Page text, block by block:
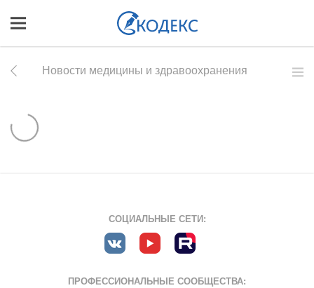
Новости медицины и здравоохранения
СОЦИАЛЬНЫЕ СЕТИ:
ПРОФЕССИОНАЛЬНЫЕ СООБЩЕСТВА: